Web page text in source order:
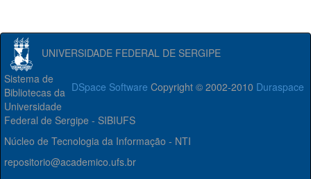
UNIVERSIDADE FEDERAL DE SERGIPE
DSpace Software Copyright © 2002-2010 Duraspace
Sistema de
Bibliotecas da
Universidade
Federal de Sergipe - SIBIUFS
Núcleo de Tecnologia da Informação - NTI
repositorio@academico.ufs.br